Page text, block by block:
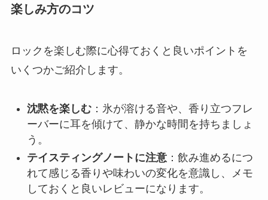
楽しみ方のコツ
ロックを楽しむ際に心得ておくと良いポイントを
いくつかご紹介します。
沈黙を楽しむ：氷が溶ける音や、香り立つフレ
ーバーに耳を傾けて、静かな時間を持ちましょ
う。
テイスティングノートに注意：飲み進めるにつ
れて感じる香りや味わいの変化を意識し、メモ
しておくと良いレビューになります。